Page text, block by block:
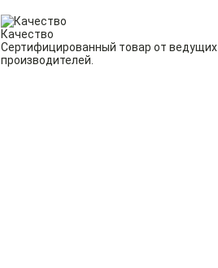
Качество
Сертифицированный товар от ведущих
производителей.